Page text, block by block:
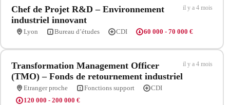
Chef de Projet R&D – Environnement
industriel innovant
il y a 4 mois
Lyon Bureau d’études CDI 60 000 - 70 000 €
Transformation Management Officer
(TMO) – Fonds de retournement industriel
il y a 4 mois
Etranger proche Fonctions support
CDI
120 000 - 200 000 €